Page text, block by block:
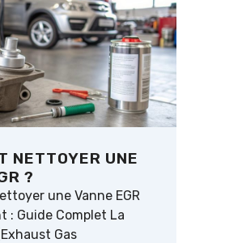
NETTOYER UNE
?
une Vanne EGR
: Guide Complet La
Gas